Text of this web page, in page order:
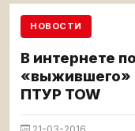
НОВОСТИ
В интернете
«выжившего»
ПТУР TOW